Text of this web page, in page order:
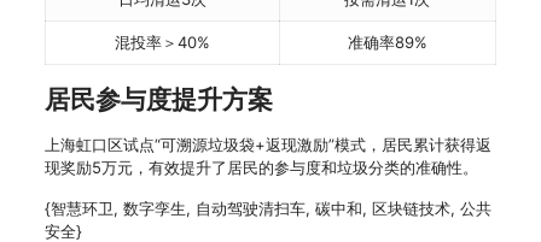
混投率＞40% 准确率89%
居民参与度提升方案
上海虹口区试点“可溯源垃圾袋+返现激励”模式，居民累计获得返
现奖励5万元，有效提升了居民的参与度和垃圾分类的准确性。
{智慧环卫, 数字孪生, 自动驾驶清扫车, 碳中和, 区块链技术, 公共
安全}